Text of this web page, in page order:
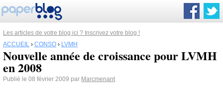
Les articles de votre blog ici ? Inscrivez votre blog !
ACCUEIL › CONSO › LVMH
Nouvelle année de croissance pour LVMH
en 2008
Publié le 08 février 2009 par Marcmenant